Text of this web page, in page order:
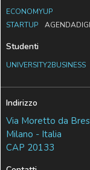
ECONOMYUP
STARTUP
Studenti
UNIVERSITY2BUSINESS
Indirizzo
Via Moretto da
Milano - Italia
CAP 20133